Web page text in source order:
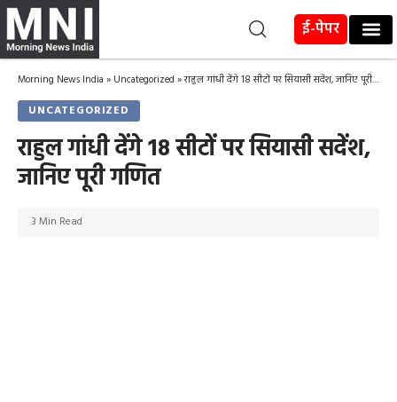
ई-पेपर
Morning News India » Uncategorized »राहुल गांधी देंगे 18 सीटों पर सियासी सदेंश, जानिए पूरी गणित
UNCATEGORIZED
राहुल गांधी देंगे 18 सीटों पर सियासी सदेंश,
जानिए पूरी गणित
3 Min Read